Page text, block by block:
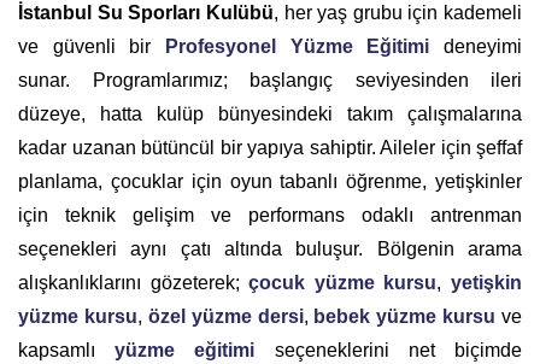
İstanbul Su Sporları Kulübü, her yaş grubu için kademeli
ve güvenli bir
Profesyonel Yüzme Eğitimi deneyimi
sunar. Programlarımız; başlangıç seviyesinden ileri
düzeye, hatta kulüp bünyesindeki takım çalışmalarına
kadar uzanan bütüncül bir yapıya sahiptir. Aileler için şeffaf
planlama, çocuklar için oyun tabanlı öğrenme, yetişkinler
için teknik gelişim ve performans odaklı antrenman
seçenekleri aynı çatı altında buluşur. Bölgenin arama
alışkanlıklarını gözeterek;çocuk yüzme kursu,yetişkin
yüzme kursu, özel yüzme dersi, bebek yüzme kursu ve
kapsamlıyüzme eğitimi seçeneklerini net biçimde